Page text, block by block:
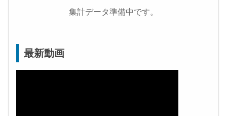
集計データ準備中です。
最新動画